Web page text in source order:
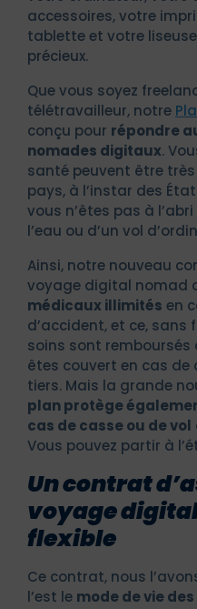
accessoires, votre
tablette et votre
précieux.
Que vous soyez
télétravailleur, notre
conçu pour répondre
nomades digitaux.
santé peuvent être
pays, à l’instar des
vous n’êtes pas à
l’eau ou d’un vol
Ainsi, notre nouveau
voyage digital nomad
médicaux illimités en
d’accident, et ce, sans
soins sont remboursés
êtes couvert en cas
tiers. Mais la grande
plan protège
cas de casse ou de vol
Vous pouvez partir à
Un contrat
voyage
flexible
Ce contrat, nous
l’est le mode de vie